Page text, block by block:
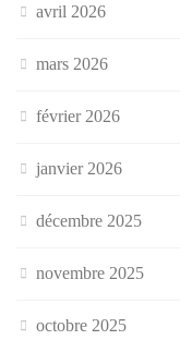
avril 2026
mars 2026
février 2026
janvier 2026
décembre 2025
novembre 2025
octobre 2025